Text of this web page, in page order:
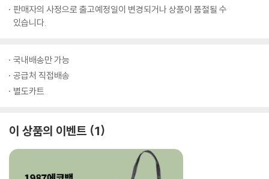
판매자의 사정으로 출고예정일이 변경되거나 상품이 품절될 수
있습니다.
국내배송만 가능
공급처 직접배송
별도카트
이 상품의 이벤트 1